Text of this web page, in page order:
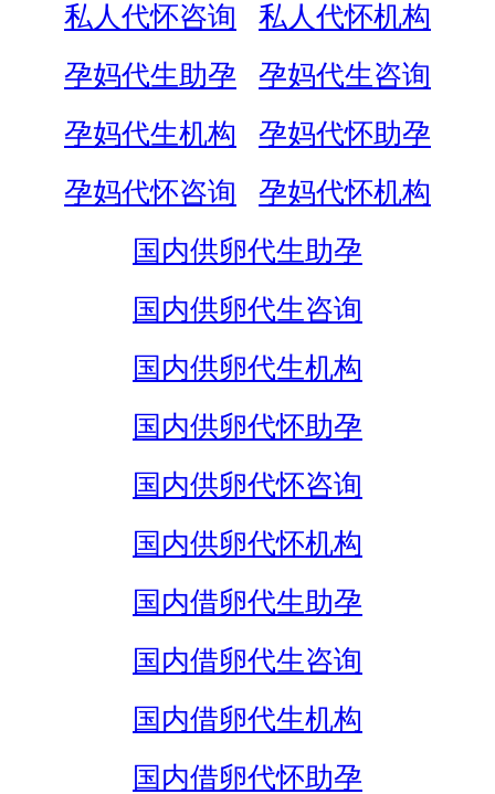
私人代怀咨询
私人代怀机构
孕妈代生助孕
孕妈代生咨询
孕妈代生机构
孕妈代怀助孕
孕妈代怀咨询
孕妈代怀机构
国内供卵代生助孕
国内供卵代生咨询
国内供卵代生机构
国内供卵代怀助孕
国内供卵代怀咨询
国内供卵代怀机构
国内借卵代生助孕
国内借卵代生咨询
国内借卵代生机构
国内借卵代怀助孕